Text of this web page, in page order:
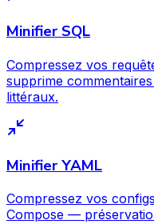
Minifier SQL
Compressez vos
supprime
littéraux.
Minifier YAML
Compressez vos
Compose —